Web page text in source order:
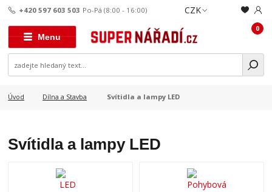
Menu
CZK
+420 597 603 503 Po-Pá (8:00 - 16:00)
0
Úvod Dílna a Stavba Svítidla a lampy LED
Svítidla a lampy LED